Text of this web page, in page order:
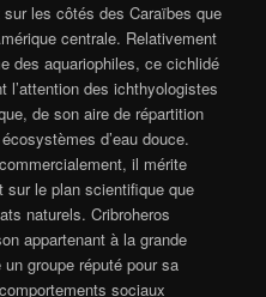
les côtés des Caraïbes que
centrale. Relativement
des aquariophiles, ce cichlidé
l’attention des ichthyologistes
de son aire de répartition
d’eau douce.
il mérite
sur le plan scientifique que
naturels. Cribroheros
appartenant à la grande
groupe réputé pour sa
sociaux